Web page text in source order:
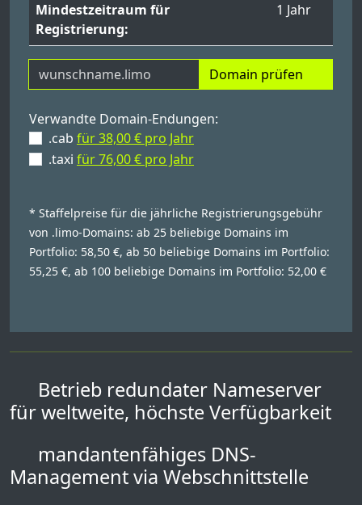
Mindestzeitraum für
Registrierung:
1 Jahr
Domain prüfen
Verwandte Domain-Endungen:
.cab für 38,00 € pro Jahr
.taxi für 76,00 € pro Jahr
* Staffelpreise für die jährliche Registrierungsgebühr
von .limo-Domains: ab 25 beliebige Domains im
Portfolio: 58,50 €, ab 50 beliebige Domains im Portfolio:
55,25 €, ab 100 beliebige Domains im Portfolio: 52,00 €
Betrieb redundater Nameserver
für weltweite, höchste Verfügbarkeit
mandantenfähiges DNS-
Management via Webschnittstelle